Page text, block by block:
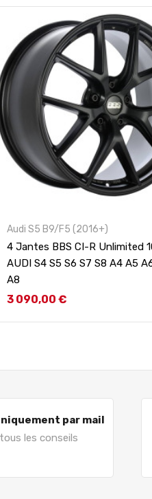
Audi S5 B9/F5 (2016+)
4 Jantes BBS CI-R Unlimited
AUDI S4 S5 S6 S7 S8 A4 A5
A8
Prix
3 090,00 €
par mail
les conseils